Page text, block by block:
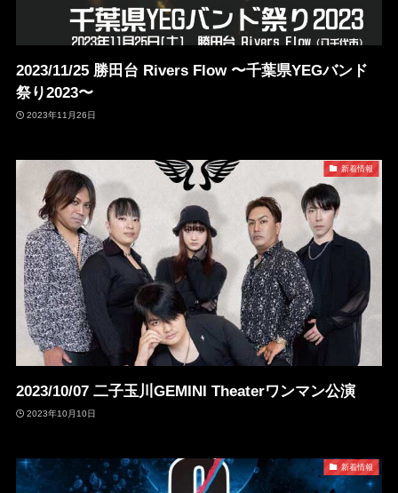
2023/11/25 勝田台 Rivers Flow 〜千葉県YEGバンド
祭り2023〜
2023年11月26日
新着情報
2023/10/07 二子玉川GEMINI Theaterワンマン公演
2023年10月10日
新着情報